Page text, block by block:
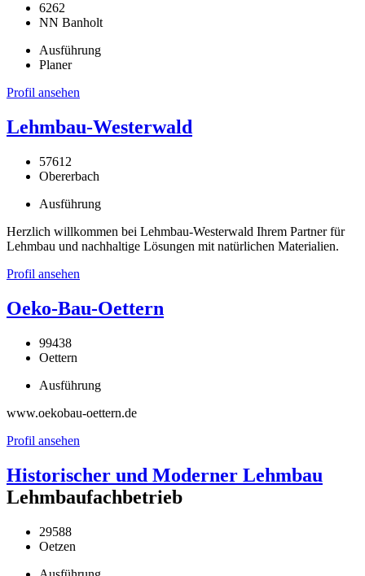
6262
NN Banholt
Ausführung
Planer
Profil ansehen
Lehmbau-Westerwald
57612
Obererbach
Ausführung
Herzlich willkommen bei Lehmbau-Westerwald Ihrem Partner für
Lehmbau und nachhaltige Lösungen mit natürlichen Materialien.
Profil ansehen
Oeko-Bau-Oettern
99438
Oettern
Ausführung
www.oekobau-oettern.de
Profil ansehen
Historischer und Moderner Lehmbau
Lehmbaufachbetrieb
29588
Oetzen